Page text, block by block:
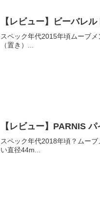
【レビュー】ビーバレ
スペック年代2015年頃ムーブ
（置き）...
【レビュー】PARNIS
スペック年代2018年頃？ムー
い直径44m...